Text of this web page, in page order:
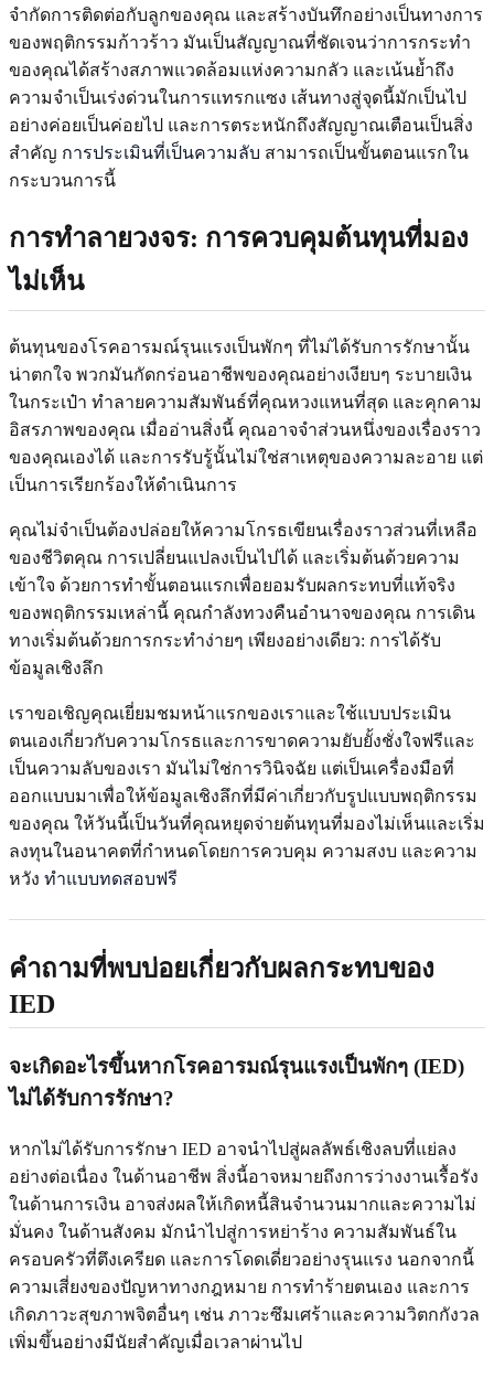
จำกัดการติดต่อกับลูกของคุณ และสร้างบันทึกอย่างเป็นทางการ
ของพฤติกรรมก้าวร้าว มันเป็นสัญญาณที่ชัดเจนว่าการกระทำ
ของคุณได้สร้างสภาพแวดล้อมแห่งความกลัว และเน้นย้ำถึง
ความจำเป็นเร่งด่วนในการแทรกแซง เส้นทางสู่จุดนี้มักเป็นไป
อย่างค่อยเป็นค่อยไป และการตระหนักถึงสัญญาณเตือนเป็นสิ่ง
สำคัญ การประเมินที่เป็นความลับ สามารถเป็นขั้นตอนแรกใน
กระบวนการนี้
การทำลายวงจร: การควบคุมต้นทุนที่มอง
ไม่เห็น
ต้นทุนของโรคอารมณ์รุนแรงเป็นพักๆ ที่ไม่ได้รับการรักษานั้น
น่าตกใจ พวกมันกัดกร่อนอาชีพของคุณอย่างเงียบๆ ระบายเงิน
ในกระเป๋า ทำลายความสัมพันธ์ที่คุณหวงแหนที่สุด และคุกคาม
อิสรภาพของคุณ เมื่ออ่านสิ่งนี้ คุณอาจจำส่วนหนึ่งของเรื่องราว
ของคุณเองได้ และการรับรู้นั้นไม่ใช่สาเหตุของความละอาย แต่
เป็นการเรียกร้องให้ดำเนินการ
คุณไม่จำเป็นต้องปล่อยให้ความโกรธเขียนเรื่องราวส่วนที่เหลือ
ของชีวิตคุณ การเปลี่ยนแปลงเป็นไปได้ และเริ่มต้นด้วยความ
เข้าใจ ด้วยการทำขั้นตอนแรกเพื่อยอมรับผลกระทบที่แท้จริง
ของพฤติกรรมเหล่านี้ คุณกำลังทวงคืนอำนาจของคุณ การเดิน
ทางเริ่มต้นด้วยการกระทำง่ายๆ เพียงอย่างเดียว: การได้รับ
ข้อมูลเชิงลึก
เราขอเชิญคุณเยี่ยมชมหน้าแรกของเราและใช้แบบประเมิน
ตนเองเกี่ยวกับความโกรธและการขาดความยับยั้งชั่งใจฟรีและ
เป็นความลับของเรา มันไม่ใช่การวินิจฉัย แต่เป็นเครื่องมือที่
ออกแบบมาเพื่อให้ข้อมูลเชิงลึกที่มีค่าเกี่ยวกับรูปแบบพฤติกรรม
ของคุณ ให้วันนี้เป็นวันที่คุณหยุดจ่ายต้นทุนที่มองไม่เห็นและเริ่ม
ลงทุนในอนาคตที่กำหนดโดยการควบคุม ความสงบ และความ
หวัง ทำแบบทดสอบฟรี
คำถามที่พบบ่อยเกี่ยวกับผลกระทบของ
IED
จะเกิดอะไรขึ้นหากโรคอารมณ์รุนแรงเป็นพักๆ (IED)
ไม่ได้รับการรักษา?
หากไม่ได้รับการรักษา IED อาจนำไปสู่ผลลัพธ์เชิงลบที่แย่ลง
อย่างต่อเนื่อง ในด้านอาชีพ สิ่งนี้อาจหมายถึงการว่างงานเรื้อรัง
ในด้านการเงิน อาจส่งผลให้เกิดหนี้สินจำนวนมากและความไม่
มั่นคง ในด้านสังคม มักนำไปสู่การหย่าร้าง ความสัมพันธ์ใน
ครอบครัวที่ตึงเครียด และการโดดเดี่ยวอย่างรุนแรง นอกจากนี้
ความเสี่ยงของปัญหาทางกฎหมาย การทำร้ายตนเอง และการ
เกิดภาวะสุขภาพจิตอื่นๆ เช่น ภาวะซึมเศร้าและความวิตกกังวล
เพิ่มขึ้นอย่างมีนัยสำคัญเมื่อเวลาผ่านไป